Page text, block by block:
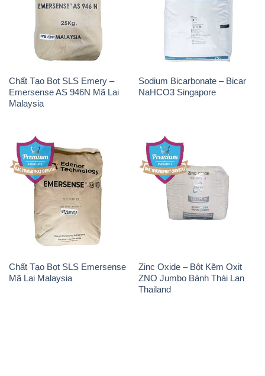
Chất Tạo Bọt SLS Emery –
Emersense AS 946N Mã Lai
Malaysia
Sodium Bicarbonate – Bicar
NaHCO3 Singapore
Chất Tạo Bọt SLS Emersense
Mã Lai Malaysia
Zinc Oxide – Bột Kẽm Oxit
ZNO Jumbo Bành Thái Lan
Thailand